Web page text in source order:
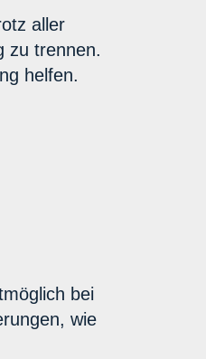
aller
zu trennen.
helfen.
bei
wie